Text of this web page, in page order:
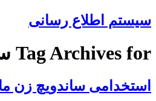
سیستم اطلاع رسانی
Tag Archives for ساندویچ یک
استخدامی ساندویچ زن